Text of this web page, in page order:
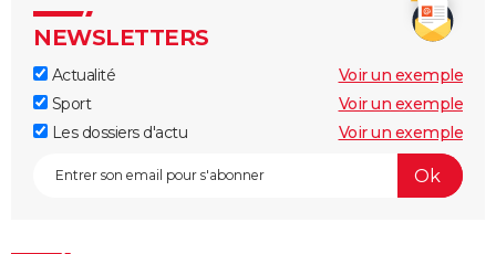
NEWSLETTERS
Actualité
Voir un exemple
Sport
Voir un exemple
Les dossiers d'actu
Voir un exemple